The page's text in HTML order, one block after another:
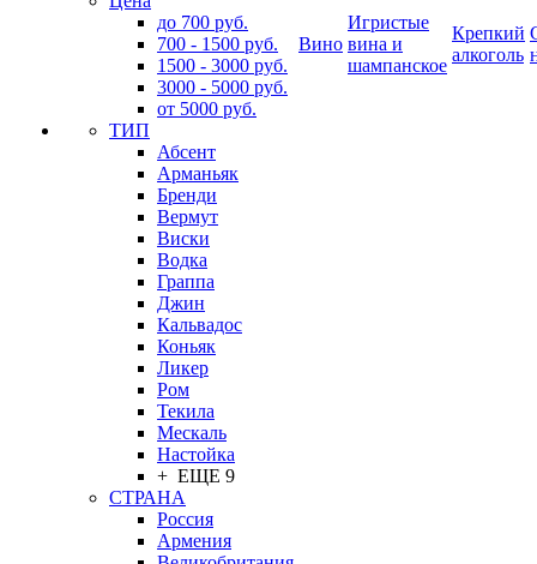
до 700 руб.
700 - 1500 руб.
1500 - 3000 руб.
3000 - 5000 руб.
от 5000 руб.
ТИП
Абсент
Арманьяк
Бренди
Вермут
Виски
Водка
Граппа
Джин
Кальвадос
Коньяк
Ликер
Ром
Текила
Мескаль
Настойка
+ ЕЩЕ 9
СТРАНА
Россия
Армения
Вино
Игристые
вина и
шампанское
Крепкий
алкоголь